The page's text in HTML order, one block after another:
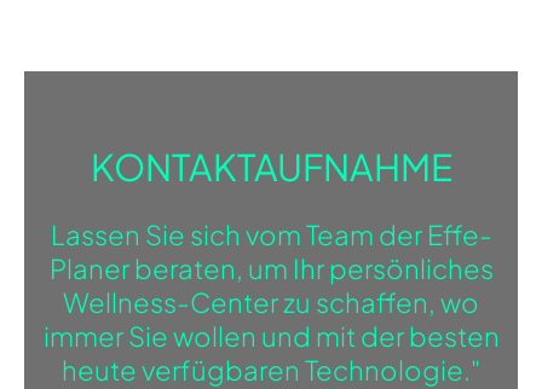
KONTAKTAUFNAHME
Lassen Sie sich vom Team der Effe-
Planer beraten, um Ihr persönliches
Wellness-Center zu schaffen, wo
immer Sie wollen und mit der besten
heute verfügbaren Technologie."